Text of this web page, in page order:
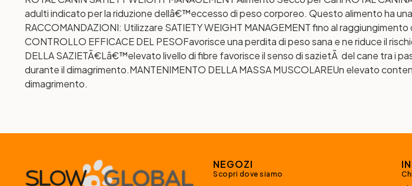
adulti indicato per la riduzione dellâ€™eccesso di peso corporeo. Questo alimento ha
RACCOMANDAZIONI: Utilizzare SATIETY WEIGHT MANAGEMENT fino al
CONTROLLO EFFICACE DEL PESOFavorisce una perdita di peso sana e ne riduce il
DELLA SAZIETÃ€Lâ€™elevato livello di fibre favorisce il senso di sazietÃ del cane tra i
durante il dimagrimento.MANTENIMENTO DELLA MASSA MUSCOLAREUn elevato
dimagrimento.
NEGOZI
Scopri dove siamo